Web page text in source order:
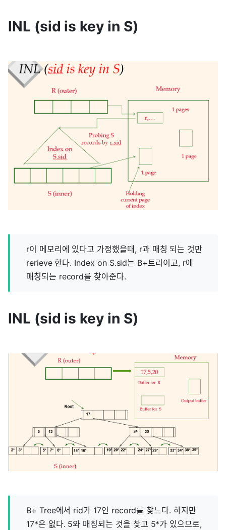
INL (sid is key in S)
r이 메모리에 있다고 가정했을때, r과 매칭 되는 것만
rerieve 한다. Index on S.sid는 B+트리이고, r에
매칭되는 record를 찾아준다.
INL (sid is key in S)
B+ Tree에서 rid가 17인 record를 찾느다. 하지만
17*은 없다. 5와 매칭되는 것을 찾고 5*가 있으므로,